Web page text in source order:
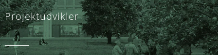
Projektudvikler